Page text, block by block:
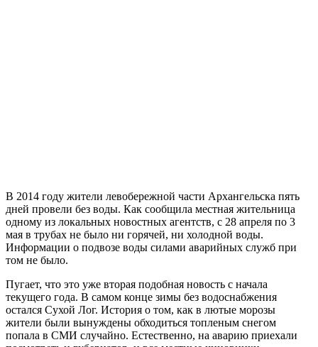
В 2014 году жители левобережной части Архангельска пять
дней провели без воды. Как сообщила местная жительница
одному из локальных новостных агентств, с 28 апреля по 3
мая в трубах не было ни горячей, ни холодной воды.
Информации о подвозе воды силами аварийных служб при
том не было.
Пугает, что это уже вторая подобная новость с начала
текущего года. В самом конце зимы без водоснабжения
остался Сухой Лог. История о том, как в лютые морозы
жители были вынуждены обходиться топленым снегом
попала в СМИ случайно. Естественно, на аварию приехали